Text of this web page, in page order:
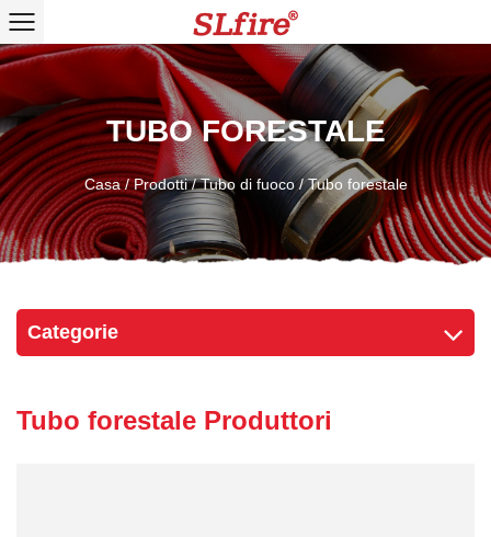
TUBO FORESTALE
Casa/Prodotti/Tubo di fuoco/Tubo forestale
Categorie
Tubo forestale Produttori